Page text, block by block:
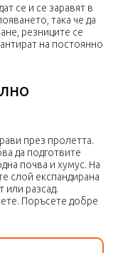
се и се заравят в
така че да
резниците се
на постоянно
през пролетта.
да подготвите
почва и хумус. На
слой експандирана
или разсад.
Поръсете добре